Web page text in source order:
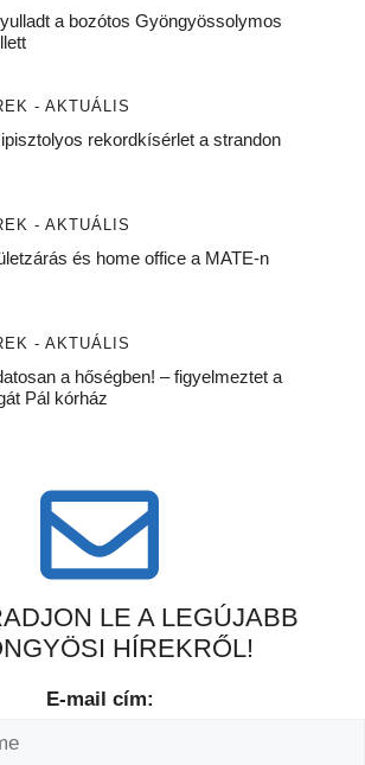
a bozótos Gyöngyössolymos
- AKTUÁLIS
rekordkísérlet a strandon
- AKTUÁLIS
és home office a MATE-n
- AKTUÁLIS
a hőségben! – figyelmeztet a
Pál kórház
LE A LEGÚJABB
HÍREKRŐL!
E-mail cím: